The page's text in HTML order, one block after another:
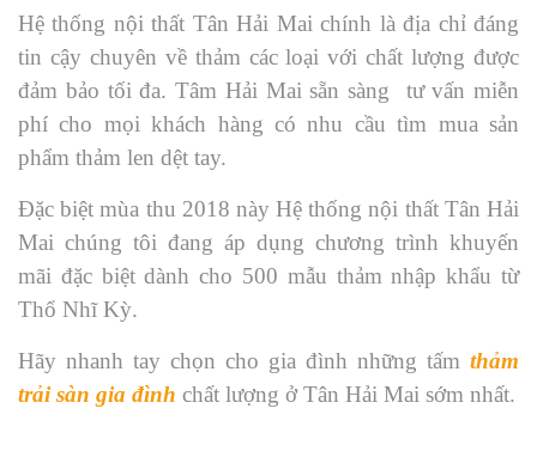
Hệ thống nội thất Tân Hải Mai chính là địa chỉ đáng
tin cậy chuyên về thảm các loại với chất lượng được
đảm bảo tối đa. Tâm Hải Mai sẵn sàng tư vấn miễn
phí cho mọi khách hàng có nhu cầu tìm mua sản
phẩm thảm len dệt tay.
Đặc biệt mùa thu 2018 này Hệ thống nội thất Tân Hải
Mai chúng tôi đang áp dụng chương trình khuyến
mãi đặc biệt dành cho 500 mẫu thảm nhập khẩu từ
Thổ Nhĩ Kỳ.
Hãy nhanh tay chọn cho gia đình những tấm thảm
trải sàn gia đình chất lượng ở Tân Hải Mai sớm nhất.